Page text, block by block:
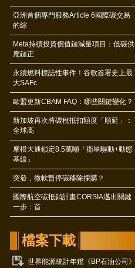
亞洲首個專門服務Article 6國際碳交易
的綜
Meta持續投資價值鏈減量項目：低碳供
應鏈正
永續燃料標誌性事件！谷歌簽署史上最
大SAFc
歐盟更新CBAM FAQ：哪些關鍵變化？
新加坡再次將碳稅抵扣額度「順延」：
全球高
摩根大通鎖定8.5萬噸「衛星驅動+動態
基線」
突發，微軟暫停碳移除採購？
國際航空碳抵銷計畫CORSIA邁出關鍵
一步：首
檔案下載
世界能源統計年鑑《BP石油公司》